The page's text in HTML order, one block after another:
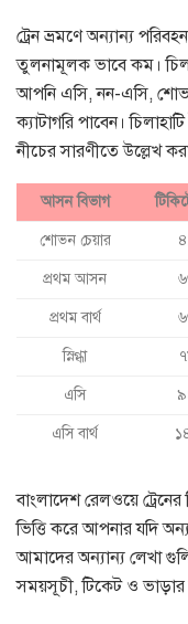
ট্রেন ভ্রমণে অন্যান্য
তুলনামূলক ভাবে কম।
আপনি এসি, নন-এসি,
ক্যাটাগরি পাবেন।
নীচের সারণীতে উল্লেখ
আসন বিভাগ
শোভন চেয়ার
প্রথম আসন
প্রথম বার্থ
স্নিগ্ধা
এসি
এসি বার্থ
বাংলাদেশ রেলওয়ে
ভিত্তি করে আপনার যদি
আমাদের অন্যান্য লেখা গুলি
সময়সূচী, টিকেট ও